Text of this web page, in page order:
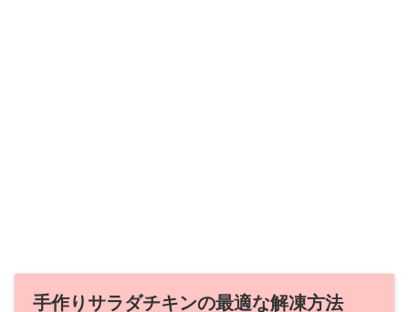
手作りサラダチキンの最適な解凍方法